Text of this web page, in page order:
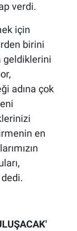
verdi.
için
birini
geldiklerini
adına çok
en